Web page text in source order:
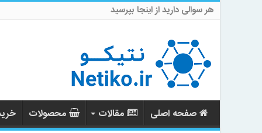
هر سوالی دارید از اینجا بپرسید
صفحه اصلی مقالات محصولات